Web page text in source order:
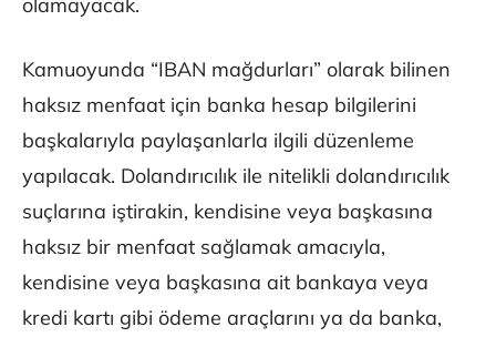
olamayacak.
Kamuoyunda “IBAN mağdurları” olarak bilinen
haksız menfaat için banka hesap bilgilerini
başkalarıyla paylaşanlarla ilgili düzenleme
yapılacak. Dolandırıcılık ile nitelikli dolandırıcılık
suçlarına iştirakin, kendisine veya başkasına
haksız bir menfaat sağlamak amacıyla,
kendisine veya başkasına ait bankaya veya
kredi kartı gibi ödeme araçlarını ya da banka,